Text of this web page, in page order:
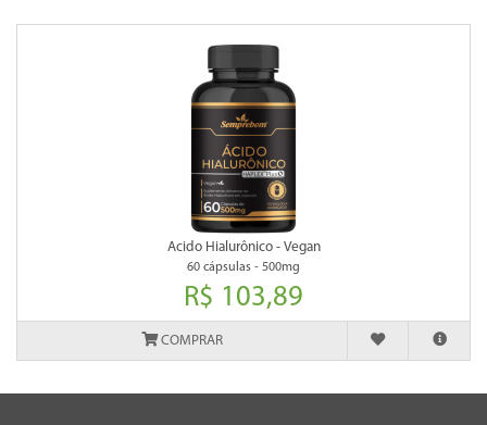
Acido Hialurônico - Vegan
60 cápsulas - 500mg
R$ 103,89
COMPRAR